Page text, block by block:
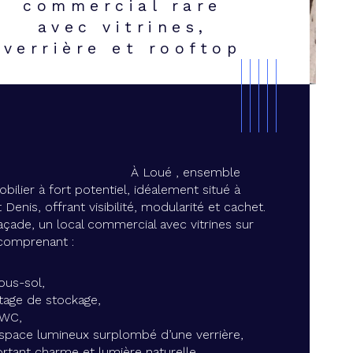
commercial rare
avec vitrines,
verrière et rooftop
À Loué , ensemble
à fort potentiel, idéalement situé à
Denis, offrant visibilité, modularité et cachet.
un local commercial avec vitrines sur
:
sol,
de stockage,
lumineux surplombé d’une verrière,